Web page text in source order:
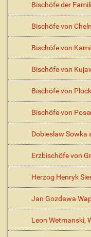
Bischöfe der
Bischöfe von
Bischöfe von
Bischöfe von
Bischöfe von Plock
Bischöfe von
Dobieslaw Sowka
Erzbischöfe von
Herzog Henryk
Jan Gozdawa
Leon Wetmanski,